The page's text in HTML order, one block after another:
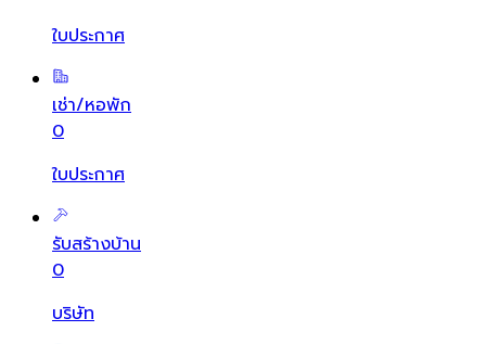
ใบประกาศ
เช่า/หอพัก
0
ใบประกาศ
รับสร้างบ้าน
0
บริษัท